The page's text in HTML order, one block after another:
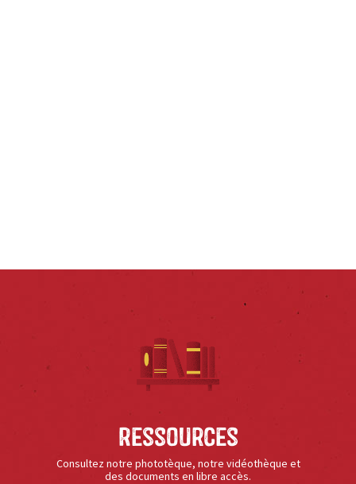
Ressources
Consultez notre phototèque, notre vidéothèque et
des documents en libre accès.